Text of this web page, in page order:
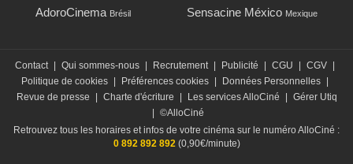
AdoroCinema Brésil Sensacine México Mexique
Contact Qui sommes-nous Recrutement Publicité CGU CGV
Politique de cookies
Préférences cookies Données Personnelles
Revue de presse
Charte d'écriture Les services AlloCiné
Gérer Utiq
©AlloCiné
Retrouvez tous les horaires et infos de votre cinéma sur le numéro AlloCiné :
0 892 892 892(0,90€/minute)